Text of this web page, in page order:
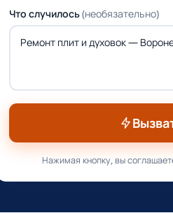
Что случилось(необязательно)
Нажимая кнопку, вы